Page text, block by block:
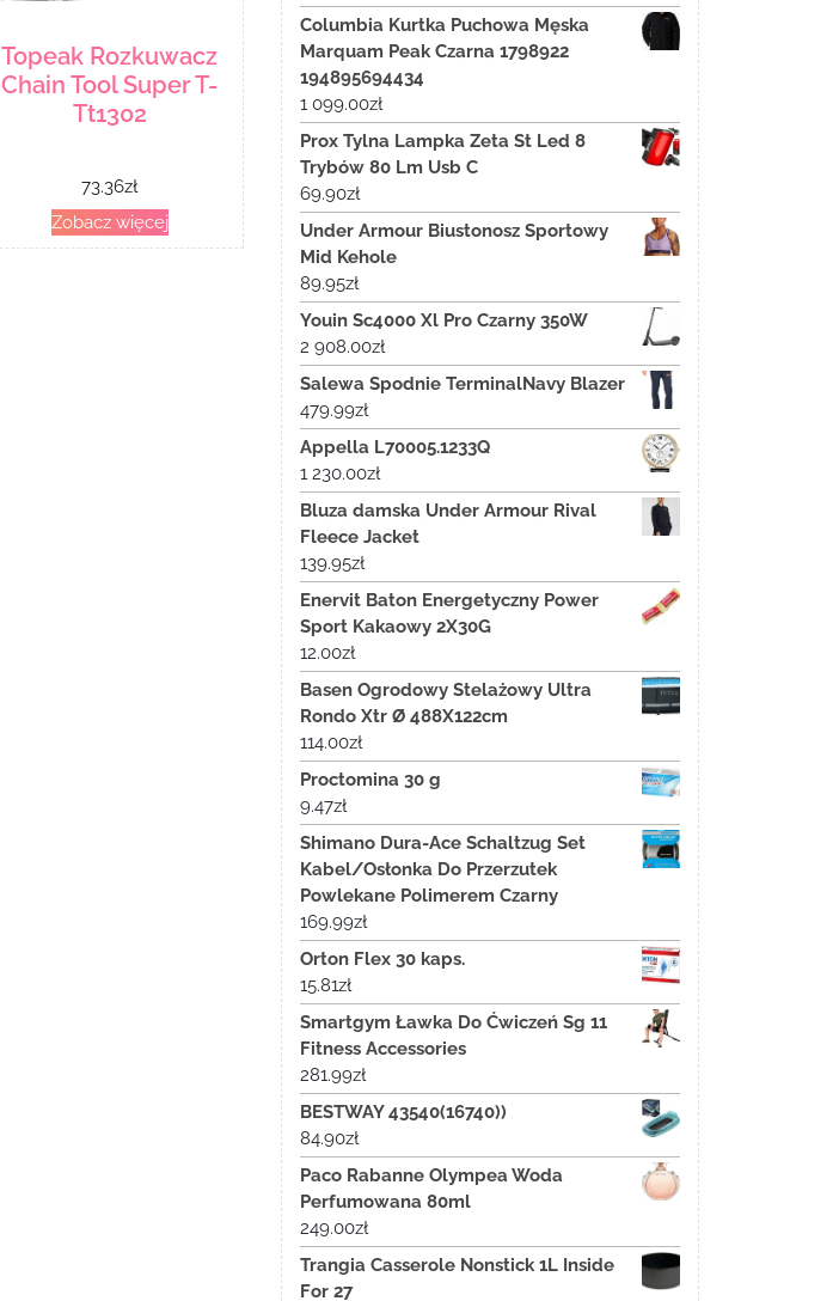
Topeak Rozkuwacz
Chain Tool Super T-
Tt1302
73.36zł
Zobacz więcej
Columbia Kurtka Puchowa Męska
Marquam Peak Czarna 1798922
194895694434
1 099.00zł
Prox Tylna Lampka Zeta St Led 8
Trybów 80 Lm Usb C
69.90zł
Under Armour Biustonosz Sportowy
Mid Kehole
89.95zł
Youin Sc4000 Xl Pro Czarny 350W
2 908.00zł
Salewa Spodnie TerminalNavy Blazer
479.99zł
Appella L70005.1233Q
1 230.00zł
Bluza damska Under Armour Rival
Fleece Jacket
139.95zł
Enervit Baton Energetyczny Power
Sport Kakaowy 2X30G
12.00zł
Basen Ogrodowy Stelażowy Ultra
Rondo Xtr Ø 488X122cm
114.00zł
Proctomina 30 g
9.47zł
Shimano Dura-Ace Schaltzug Set
Kabel/Osłonka Do Przerzutek
Powlekane Polimerem Czarny
169.99zł
Orton Flex 30 kaps.
15.81zł
Smartgym Ławka Do Ćwiczeń Sg 11
Fitness Accessories
281.99zł
BESTWAY 43540(16740))
84.90zł
Paco Rabanne Olympea Woda
Perfumowana 80ml
249.00zł
Trangia Casserole Nonstick 1L Inside
For 27